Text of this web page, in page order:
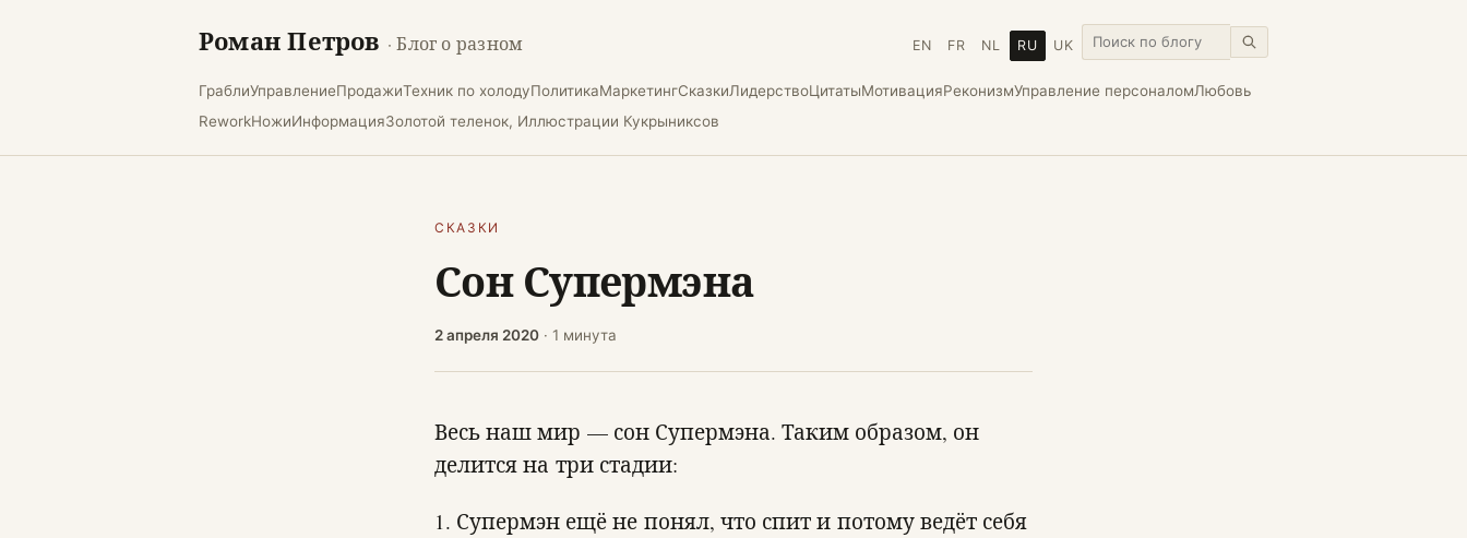
Роман Петров · Блог о разном EN FR NL RU UK
ГраблиУправлениеПродажиТехник по холодуПолитикаМаркетингСказкиЛидерствоЦитатыМотивацияРеконизмУправление персоналомЛюбовь
ReworkНожиИнформацияЗолотой теленок, Иллюстрации Кукрыниксов
СКАЗКИ
Сон Супермэна
2 апреля 2020 · 1 минута
Весь наш мир — сон Супермэна. Таким образом, он
делится на три стадии:
1. Супермэн ещё не понял, что спит и потому ведёт себя